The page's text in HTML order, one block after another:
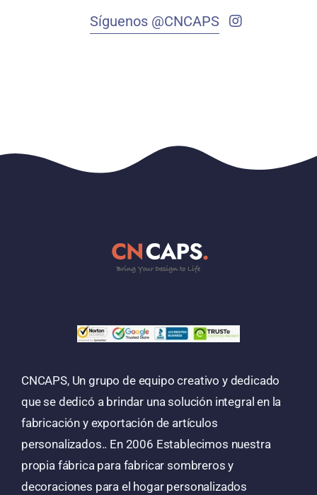
Síguenos @CNCAPS
CNCAPS, Un grupo de equipo creativo y dedicado
que se dedicó a brindar una solución integral en la
fabricación y exportación de artículos
personalizados.. En 2006 Establecimos nuestra
propia fábrica para fabricar sombreros y
decoraciones para el hogar personalizados